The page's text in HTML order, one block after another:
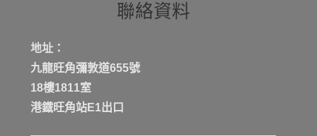
聯絡資料
地址：
九龍旺角彌敦道655號
18樓1811室
港鐡旺角站E1出口